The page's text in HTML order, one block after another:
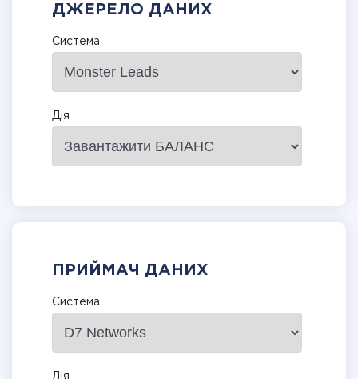
ДЖЕРЕЛО ДАНИХ
Система
Дія
ПРИЙМАЧ ДАНИХ
Система
Дія